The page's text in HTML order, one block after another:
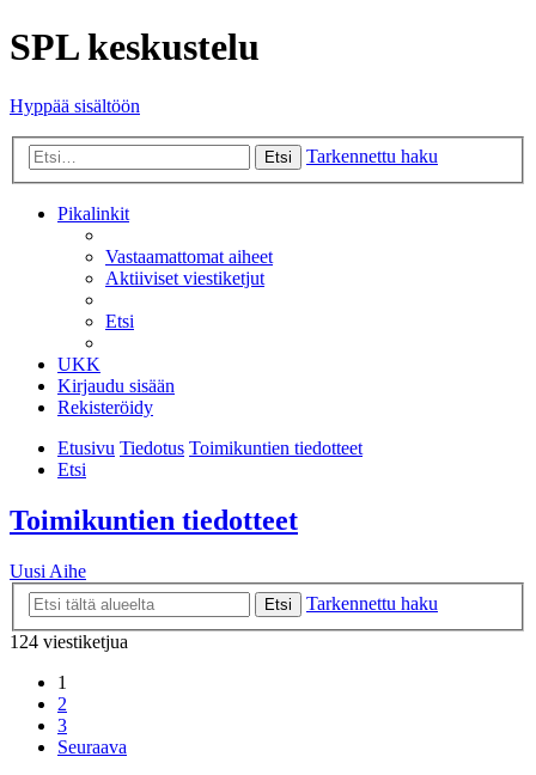
SPL keskustelu
Hyppää sisältöön
Etsi Tarkennettu haku
Pikalinkit
Vastaamattomat aiheet
Aktiiviset viestiketjut
Etsi
UKK
Kirjaudu sisään
Rekisteröidy
Etusivu Tiedotus Toimikuntien tiedotteet
Etsi
Toimikuntien tiedotteet
Uusi Aihe
Etsi
Tarkennettu haku
124 viestiketjua
1
2
3
Seuraava